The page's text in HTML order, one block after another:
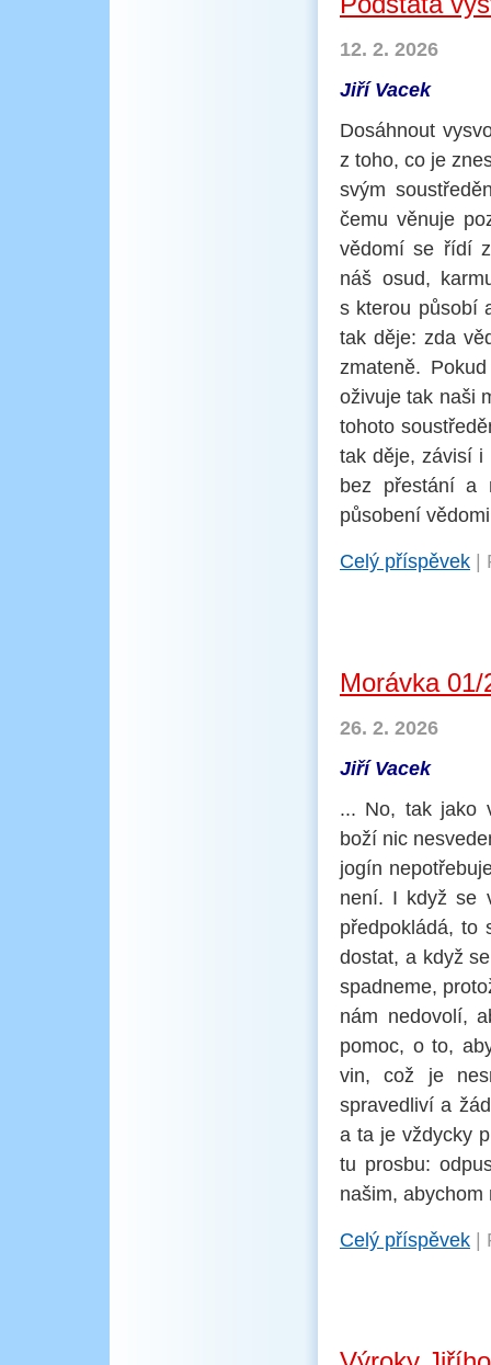
12. 2. 2026
Jiří Vacek
Dosáhnout
z toho, co je
svým
čemu věnuje
vědomí se řídí
náš osud,
s kterou působí
tak děje: zda
zmateně.
oživuje tak naši
tohoto
tak děje, závisí i
bez přestání a
působení
Celý příspěvek
Morávka
26. 2. 2026
Jiří Vacek
... No, tak jako
boží nic
jogín
není. I když se
předpokládá, to
dostat, a když
spadneme,
nám nedovolí,
pomoc, o to,
vin, což je
spravedliví a
a ta je vždycky
tu prosbu:
našim,
Celý příspěvek